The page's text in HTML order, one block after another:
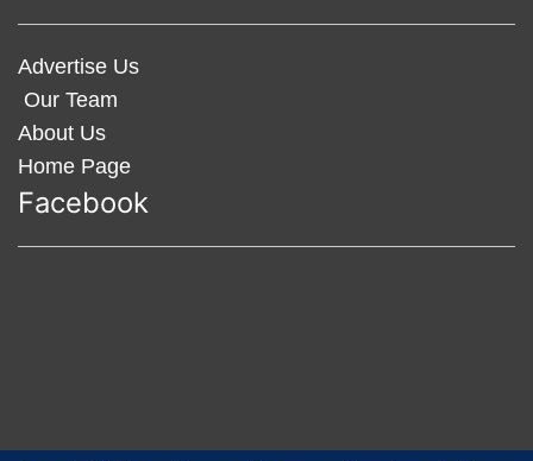
Advertise Us
Our Team
About Us
Home Page
Facebook